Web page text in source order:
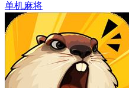
单机麻将